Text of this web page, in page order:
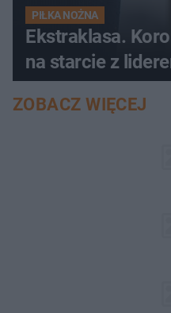
PIŁKA NOŻNA
Ekstraklasa.
na starcie z
ZOBACZ WIĘCEJ